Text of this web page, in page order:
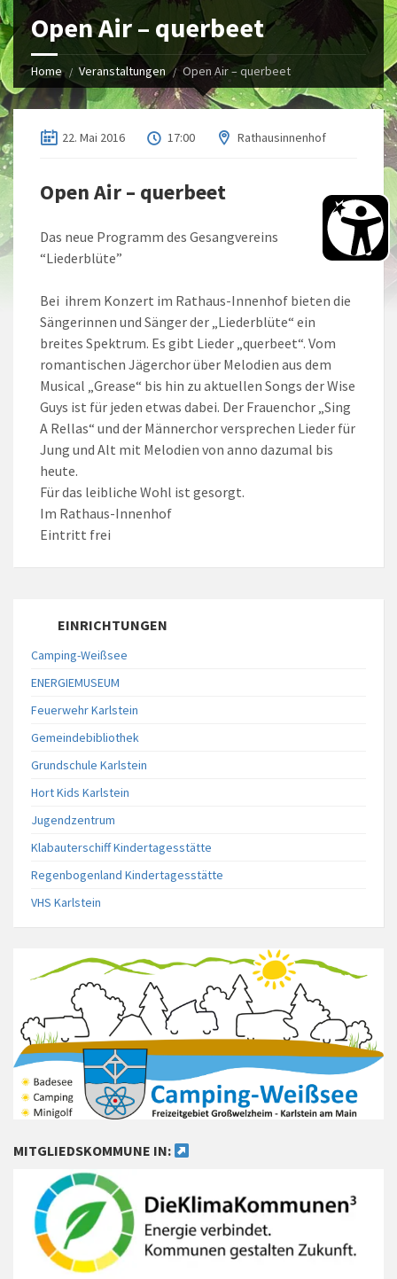
Open Air – querbeet
Home Veranstaltungen Open Air – querbeet
22. Mai 2016 17:00 Rathausinnenhof
Open Air – querbeet
Das neue Programm des Gesangvereins
“Liederblüte”
Bei ihrem Konzert im Rathaus-Innenhof bieten die
Sängerinnen und Sänger der „Liederblüte“ ein
breites Spektrum. Es gibt Lieder „querbeet“. Vom
romantischen Jägerchor über Melodien aus dem
Musical „Grease“ bis hin zu aktuellen Songs der Wise
Guys ist für jeden etwas dabei. Der Frauenchor „Sing
A Rellas“ und der Männerchor versprechen Lieder für
Jung und Alt mit Melodien von anno dazumal bis
heute.
Für das leibliche Wohl ist gesorgt.
Im Rathaus-Innenhof
Eintritt frei
EINRICHTUNGEN
Camping-Weißsee
ENERGIEMUSEUM
Feuerwehr Karlstein
Gemeindebibliothek
Grundschule Karlstein
Hort Kids Karlstein
Jugendzentrum
Klabauterschiff Kindertagesstätte
Regenbogenland Kindertagesstätte
VHS Karlstein
MITGLIEDSKOMMUNE IN: